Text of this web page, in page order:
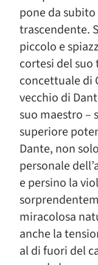
pone da
trascendente.
piccolo e
cortesi del suo
concettuale di
vecchio di
suo maestro –
superiore
Dante, non
personale
e persino la
miracolosa
anche la
al di fuori del